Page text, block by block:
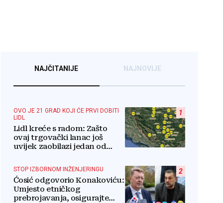
NAJČITANIJE NAJNOVIJE
1
OVO JE 21 GRAD KOJI ĆE PRVI DOBITI
LIDL
Lidl kreće s radom: Zašto
ovaj trgovački lanac još
uvijek zaobilazi jedan od
2
STOP IZBORNOM INŽENJERINGU
Ćosić odgovorio Konakoviću:
Umjesto etničkog
prebrojavanja, osigurajte